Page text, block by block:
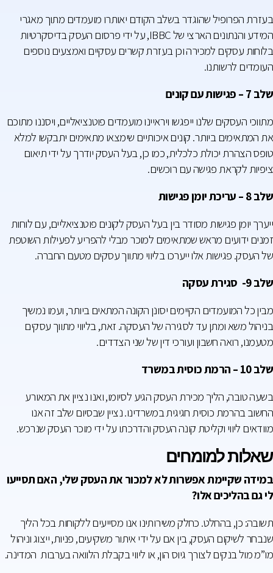
בעזרת הפרופיל שהוגדר בשלב הקודם יאותרו מועמדים מתוך מאגרי
המידע והנתונים הארצי של IBBC, על ידי פרסום העסק בדיסקרטיות
בלוחות עסקים למכירה וכן בעזרת קשרים עסקיים ואמצעים נוספים
העומדים לרשותנו.
שלב 7 – פגישות עם קונים
מתווכי העסקים שלנו ייפגשו ויראיינו מועמדים פוטנציאליים, ויסננו מתוכם
את המתאימים ביותר. קונים איכותיים שימצאו מתאימים יתבקשו למלא
טופס הצהרת יכולת כלכלית, כמו כן, בעל העסק יודרך על ידי תיאום
ציפיות לקראת פגישה עם רוכשים.
שלב 8 – עריכת יומן פגישות
ייערך יומן פגישות מסודר בין בעל העסק לקונים פוטנציאליים, עם לוחות
זמנים ידועים מראש שמתאימים למוכר מבלי להפריע לפעילות השוטפת
של העסק. פגישות אלו ייערכו בליווי מתווך עסקים מטעם החברה.
שלב 9- סגירת עסקה
מבין כל המועמדים הקיימים יסונן הקונה המתאים ביותר, ועמו נמשיך
בניהול משא ומתן עד לסגירה של העסקה. זאת, בליווי מתווך עסקים
מטעמנו, רואה חשבון ועורכי דין של שני הצדדים.
שלב 10 – הרמת כוסית במשרד
בשעה טובה, הליך מכירת העסק הגיע לסיומו, ואנו נציין את המאורע
החשוב בהרמת כוסית חגיגית במשרדינו. נציין שבסיום שלב זה אנו
מוודאים ליווי וקליטת קונה העסק והדרכתו על ידי מוכר העסק שנרכש.
שאלות למומחים
במידה שקיימת אפשרות לא למכור את העסק שלי, האם תסייעו
לי גם בהליכים אלו?
תשובה: כן, בהחלט. כחלק משירותינו אנו מסייעים ללקוחות בכל הליך
שנבחר לשיקום העסק, בין אם על ידי איתור משקיעים, פניות, ייצוג וניהול
מו”מ מול בנקים לצורך גיוס הון, או ליווי בקבלת הלוואה בערבות המדינה.